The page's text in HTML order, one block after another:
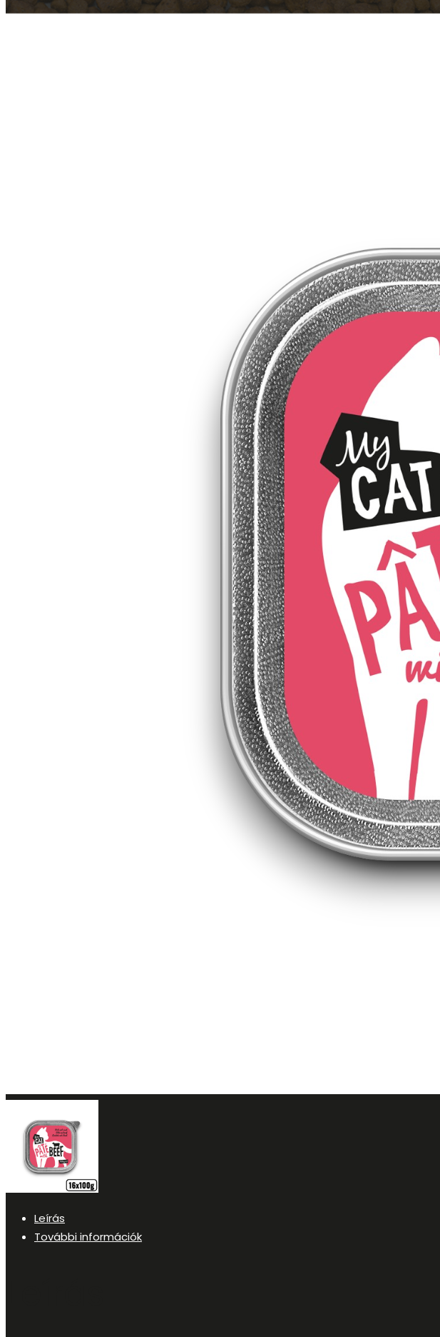
Leírás
További információk